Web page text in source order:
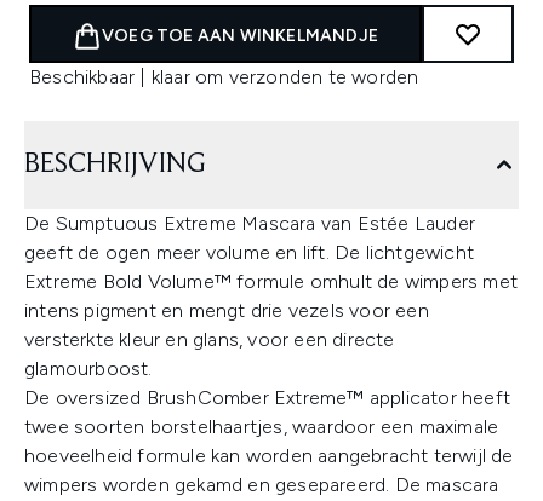
VOEG TOE AAN WINKELMANDJE
Beschikbaar | klaar om verzonden te worden
BESCHRIJVING
De Sumptuous Extreme Mascara van Estée Lauder
geeft de ogen meer volume en lift. De lichtgewicht
Extreme Bold Volume™ formule omhult de wimpers met
intens pigment en mengt drie vezels voor een
versterkte kleur en glans, voor een directe
glamourboost.
De oversized BrushComber Extreme™ applicator heeft
twee soorten borstelhaartjes, waardoor een maximale
hoeveelheid formule kan worden aangebracht terwijl de
wimpers worden gekamd en gesepareerd. De mascara